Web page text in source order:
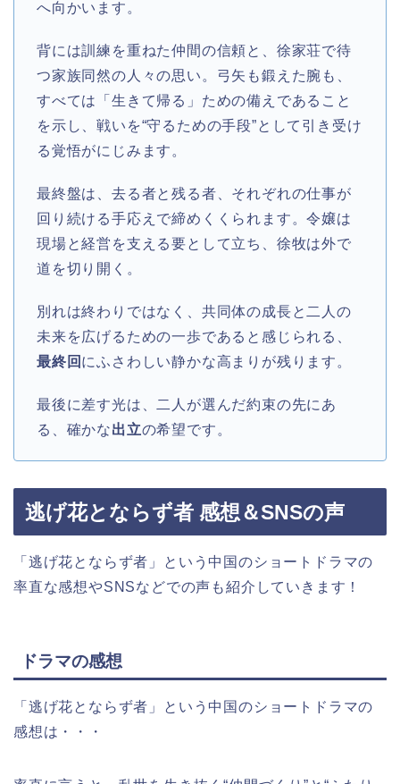
へ向かいます。
背には訓練を重ねた仲間の信頼と、徐家荘で待
つ家族同然の人々の思い。弓矢も鍛えた腕も、
すべては「生きて帰る」ための備えであること
を示し、戦いを“守るための手段”として引き受け
る覚悟がにじみます。
最終盤は、去る者と残る者、それぞれの仕事が
回り続ける手応えで締めくくられます。令嬢は
現場と経営を支える要として立ち、徐牧は外で
道を切り開く。
別れは終わりではなく、共同体の成長と二人の
未来を広げるための一歩であると感じられる、
最終回 にふさわしい静かな高まりが残ります。
最後に差す光は、二人が選んだ約束の先にあ
る、確かな出立の希望です。
逃げ花とならず者 感想＆SNSの声
「逃げ花とならず者」という中国のショートドラマの
率直な感想やSNSなどでの声も紹介していきます！
ドラマの感想
「逃げ花とならず者」という中国のショートドラマの
感想は・・・